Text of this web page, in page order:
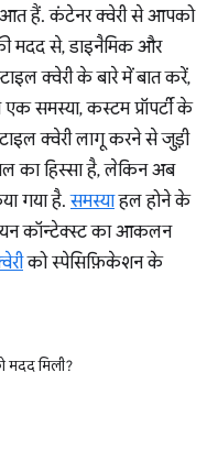
हैं. कंटेनर क्वेरी से आपको
मदद से, डाइनैमिक और
क्वेरी के बारे में बात करें,
समस्या, कस्टम प्रॉपर्टी के
क्वेरी लागू करने से जुड़ी
का हिस्सा है, लेकिन अब
गया है.समस्याहल होने के
कॉन्टेक्स्ट का आकलन
को स्पेसिफ़िकेशन के
मदद मिली?